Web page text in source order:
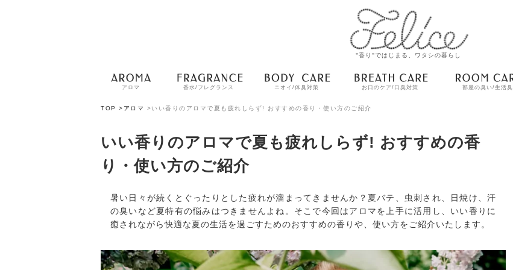
"香り"ではじまる、ワタシの暮らし
アロマ 香水/フレグランス ニオイ/体臭対策 お口のケア/口臭対策 部屋の臭い/生活臭
TOP > アロマ >いい香りのアロマで夏も疲れしらず! おすすめの香り・使い方のご紹介
いい香りのアロマで夏も疲れしらず! おすすめの香
り・使い方のご紹介
暑い日々が続くとぐったりとした疲れが溜まってきませんか？夏バテ、虫刺され、日焼け、汗
の臭いなど夏特有の悩みはつきませんよね。そこで今回はアロマを上手に活用し、いい香りに
癒されながら快適な夏の生活を過ごすためのおすすめの香りや、使い方をご紹介いたします。